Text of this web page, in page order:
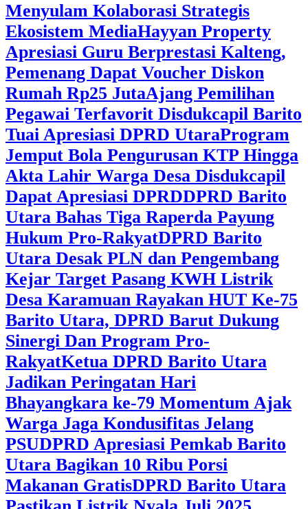
Menyulam Kolaborasi Strategis
Ekosistem MediaHayyan Property
Apresiasi Guru Berprestasi Kalteng,
Pemenang Dapat Voucher Diskon
Rumah Rp25 JutaAjang Pemilihan
Pegawai Terfavorit Disdukcapil Barito
Tuai Apresiasi DPRD UtaraProgram
Jemput Bola Pengurusan KTP Hingga
Akta Lahir Warga Desa Disdukcapil
Dapat Apresiasi DPRDDPRD Barito
Utara Bahas Tiga Raperda Payung
Hukum Pro-RakyatDPRD Barito
Utara Desak PLN dan Pengembang
Kejar Target Pasang KWH Listrik
Desa Karamuan Rayakan HUT Ke-75
Barito Utara, DPRD Barut Dukung
Sinergi Dan Program Pro-
RakyatKetua DPRD Barito Utara
Jadikan Peringatan Hari
Bhayangkara ke-79 Momentum Ajak
Warga Jaga Kondusifitas Jelang
PSUDPRD Apresiasi Pemkab Barito
Utara Bagikan 10 Ribu Porsi
Makanan GratisDPRD Barito Utara